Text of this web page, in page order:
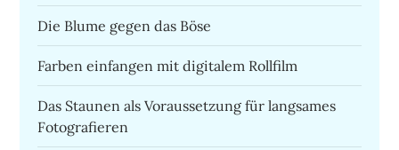
Die Blume gegen das Böse
Farben einfangen mit digitalem Rollfilm
Das Staunen als Voraussetzung für langsames
Fotografieren